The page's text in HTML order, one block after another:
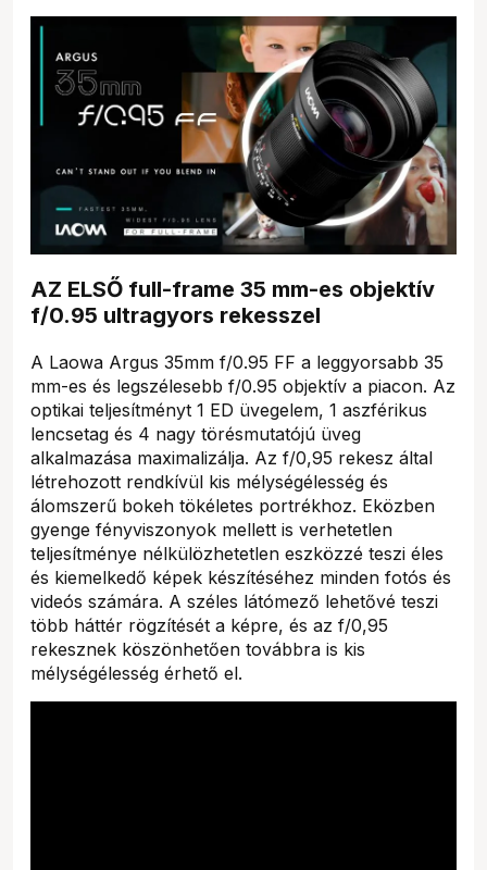
AZ ELSŐ full-frame 35 mm-es objektív
f/0.95 ultragyors rekesszel
A Laowa Argus 35mm f/0.95 FF a leggyorsabb 35
mm-es és legszélesebb f/0.95 objektív a piacon. Az
optikai teljesítményt 1 ED üvegelem, 1 aszférikus
lencsetag és 4 nagy törésmutatójú üveg
alkalmazása maximalizálja. Az f/0,95 rekesz által
létrehozott rendkívül kis mélységélesség és
álomszerű bokeh tökéletes portrékhoz. Eközben
gyenge fényviszonyok mellett is verhetetlen
teljesítménye nélkülözhetetlen eszközzé teszi éles
és kiemelkedő képek készítéséhez minden fotós és
videós számára. A széles látómező lehetővé teszi
több háttér rögzítését a képre, és az f/0,95
rekesznek köszönhetően továbbra is kis
mélységélesség érhető el.